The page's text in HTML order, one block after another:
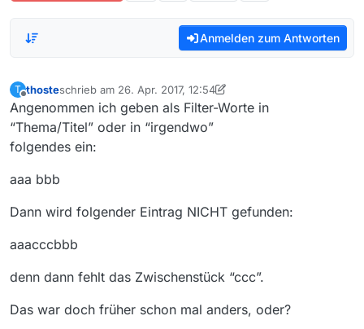
Anmelden zum Antworten
T thosteschrieb am 26. Apr. 2017, 12:54
zuletzt editiert von thoste
Angenommen ich geben als Filter-Worte in
“Thema/Titel” oder in “irgendwo”
folgendes ein:
aaa bbb
Dann wird folgender Eintrag NICHT gefunden:
aaacccbbb
denn dann fehlt das Zwischenstück “ccc”.
Das war doch früher schon mal anders, oder?